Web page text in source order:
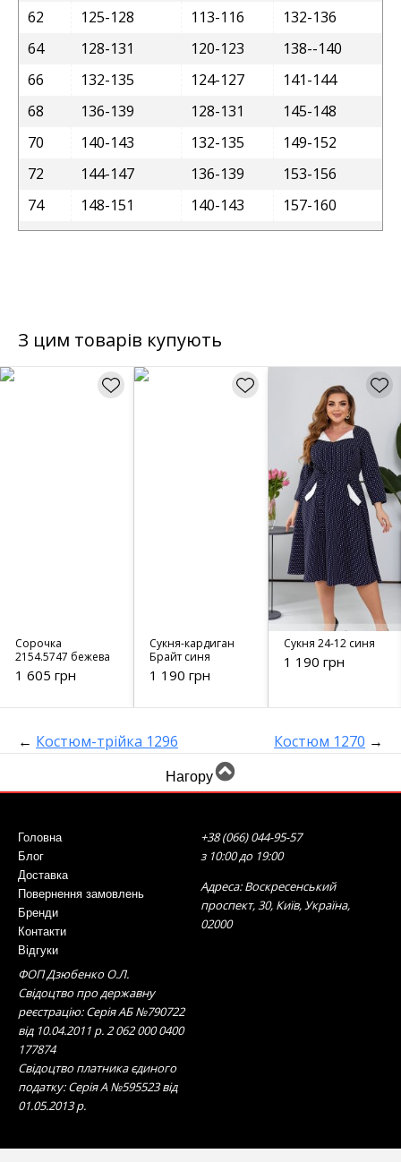
62
125-128 113-116
132-136
64
128-131 120-123
138--140
66
132-135 124-127
141-144
68
136-139 128-131
145-148
70
140-143 132-135
149-152
72
144-147 136-139
153-156
74
148-151 140-143 157-160
З цим товарів купують
Сорочка
2154.5747 бежева
1 605 грн
Сукня-кардиган
Брайт синя
1 190 грн
Сукня 24-12 синя
1 190 грн
← Костюм-трійка 1296 Костюм 1270 →
Нагору
Головна
Блог
Доставка
Повернення замовлень
Бренди
Контакти
Відгуки
+38 (066) 044-95-57
з 10:00 до 19:00
Адреса: Воскресенський
проспект, 30, Київ, Україна,
02000
ФОП Дзюбенко О.Л.
Свідоцтво про державну
реєстрацію: Серія АБ №790722
від 10.04.2011 р. 2 062 000 0400
177874
Свідоцтво платника єдиного
податку: Серія А №595523 від
01.05.2013 р.